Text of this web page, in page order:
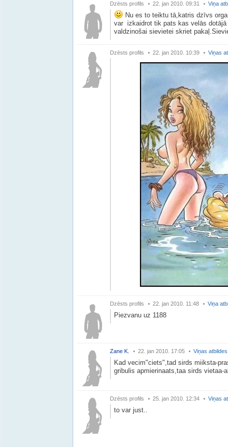
Dzēsts profils 22. jan 2010. 09:31 Viņa
Nu es to teiktu tā,katris dzīvs
var izkaidrot tik pats kas velās
valdzinošai sievietei skriet
Dzēsts profils 22. jan 2010. 10:39 Viņas
Dzēsts profils 22. jan 2010. 11:48 Viņa
Piezvanu uz 1188
Zane K. 22. jan 2010. 17:05 Viņas atbildes
Kad vecim"ciets",tad sirds miiksta-
gribulis apmierinaats,taa sirds vietaa-
Dzēsts profils 25. jan 2010. 12:34 Viņas
to var just..